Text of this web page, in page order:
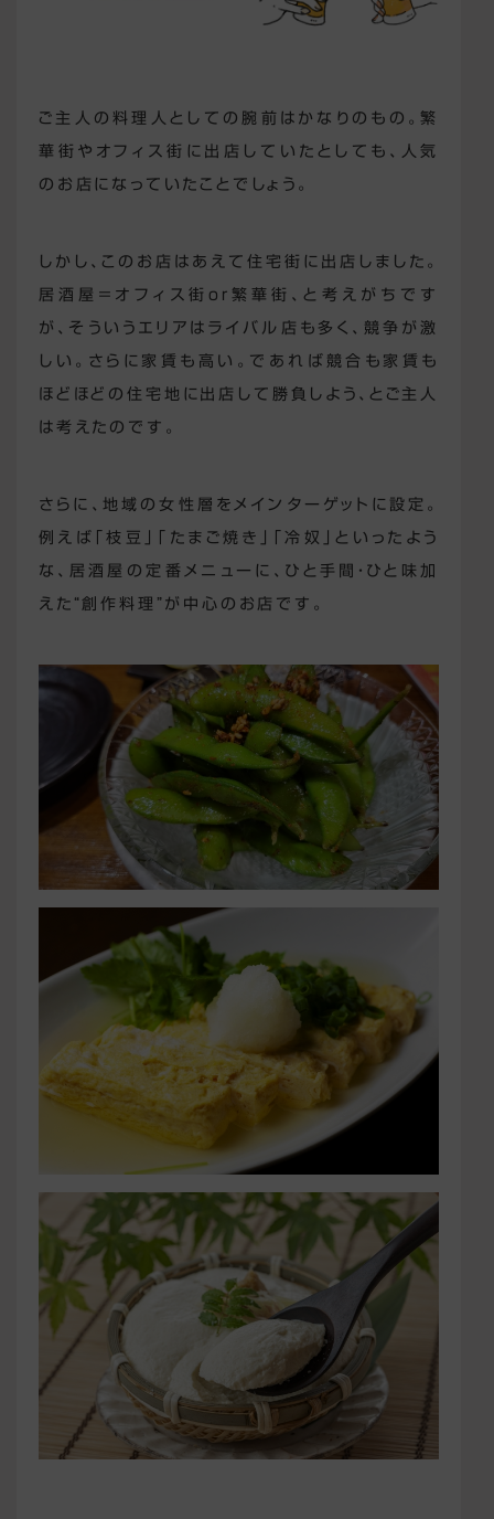
ご主人の料理人としての腕前はかなりのもの。繁
華街やオフィス街に出店していたとしても、人気
のお店になっていたことでしょう。
しかし、このお店はあえて住宅街に出店しました。
居酒屋＝オフィス街or繁華街、と考えがちです
が、そういうエリアはライバル店も多く、競争が激
しい。さらに家賃も高い。であれば競合も家賃も
ほどほどの住宅地に出店して勝負しよう、とご主人
は考えたのです。
さらに、地域の女性層をメインターゲットに設定。
例えば「枝豆」「たまご焼き」「冷奴」といったよう
な、居酒屋の定番メニューに、ひと手間・ひと味加
えた“創作料理”が中心のお店です。